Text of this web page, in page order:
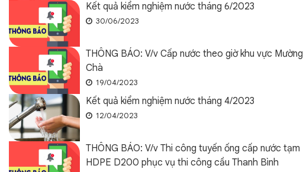
Kết quả kiểm nghiệm nước tháng 6/2023
30/06/2023
THÔNG BÁO: V/v Cấp nước theo giờ khu vực Mường
Chà
19/04/2023
Kết quả kiểm nghiệm nước tháng 4/2023
12/04/2023
THÔNG BÁO: V/v Thi công tuyến ống cấp nước tạm
HDPE D200 phục vụ thi công cầu Thanh Bình